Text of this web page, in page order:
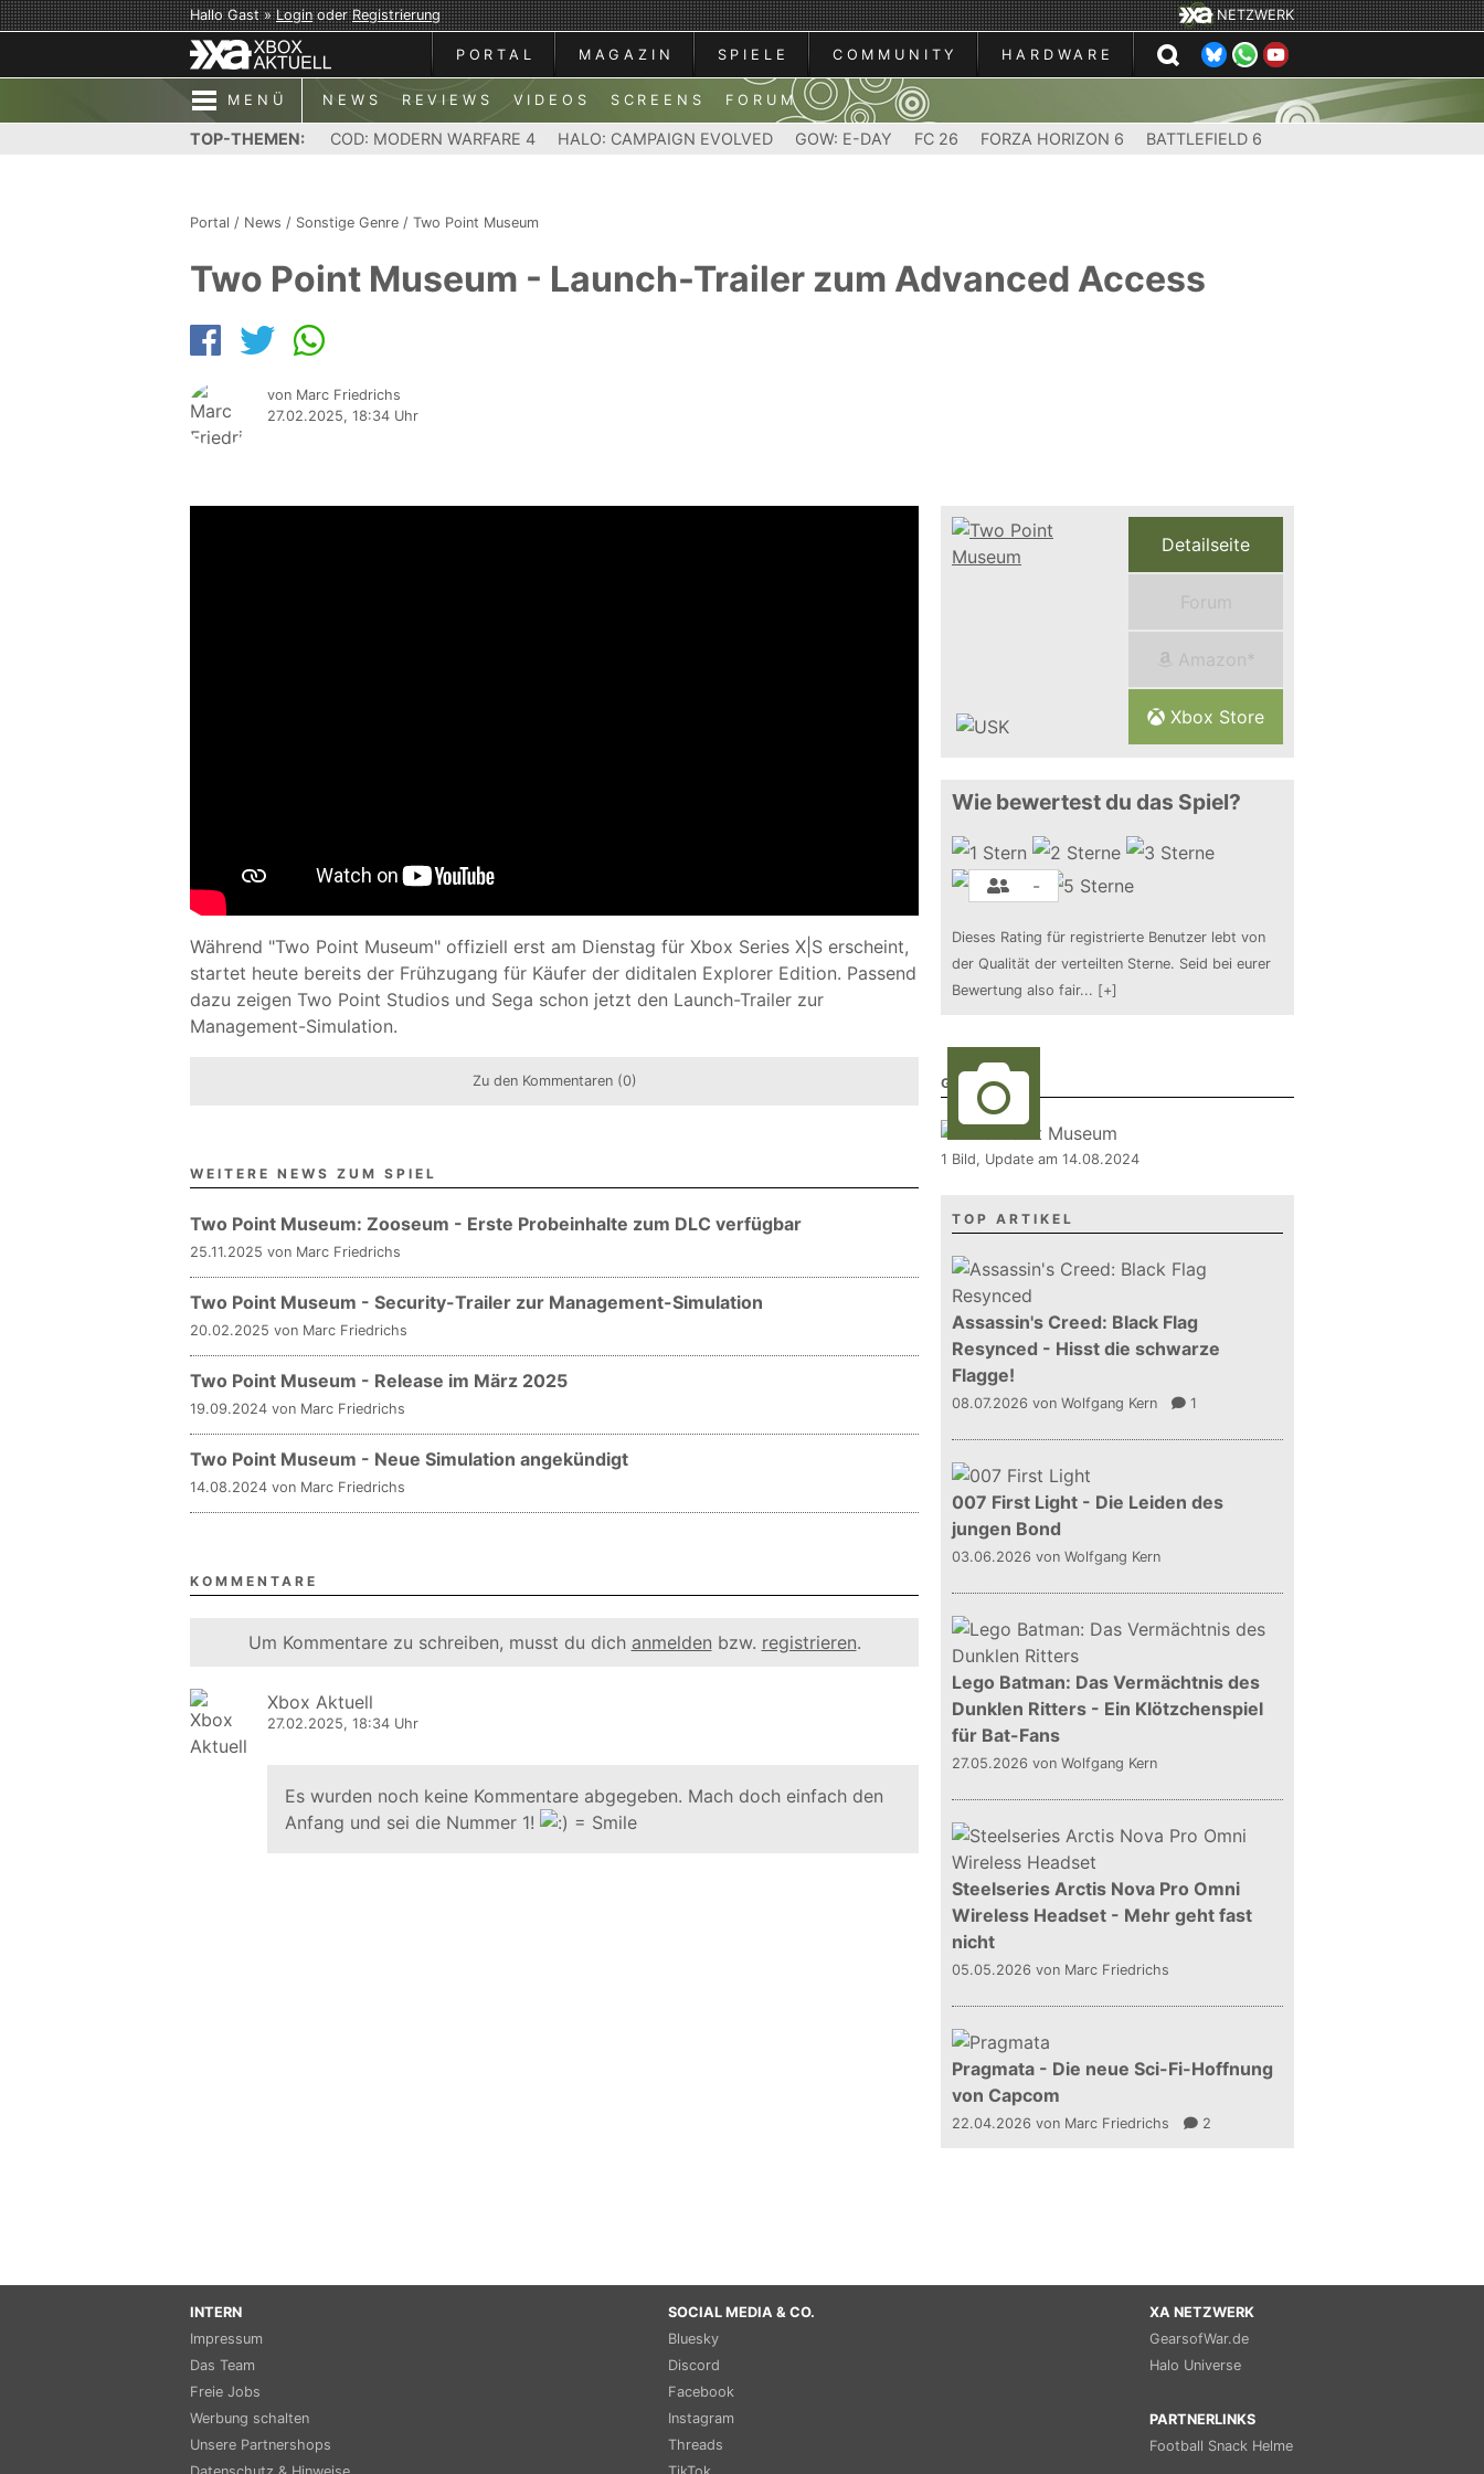
Hallo Gast »LoginoderRegistrierung NETZWERK
PORTAL MAGAZIN SPIELE COMMUNITY HARDWARE
MENÜ NEWS REVIEWS VIDEOS SCREENS FORUM
TOP-THEMEN: COD: MODERN WARFARE 4 HALO: CAMPAIGN EVOLVED GOW: E-DAY FC 26 FORZA HORIZON 6 BATTLEFIELD 6
Portal / News / Sonstige Genre / Two Point Museum
Two Point Museum - Launch-Trailer zum Advanced Access
von Marc Friedrichs
27.02.2025, 18:34 Uhr
Während "Two Point Museum" offiziell erst am Dienstag für Xbox Series X|S erscheint,
startet heute bereits der Frühzugang für Käufer der diditalen Explorer Edition. Passend
dazu zeigen Two Point Studios und Sega schon jetzt den Launch-Trailer zur
Management-Simulation.
Zu den Kommentaren (0)
WEITERE NEWS ZUM SPIEL
Two Point Museum: Zooseum - Erste Probeinhalte zum DLC verfügbar
25.11.2025 von Marc Friedrichs
Two Point Museum - Security-Trailer zur Management-Simulation
20.02.2025 von Marc Friedrichs
Two Point Museum - Release im März 2025
19.09.2024 von Marc Friedrichs
Two Point Museum - Neue Simulation angekündigt
14.08.2024 von Marc Friedrichs
KOMMENTARE
Um Kommentare zu schreiben, musst du dich anmelden bzw. registrieren.
Xbox Aktuell
27.02.2025, 18:34 Uhr
Es wurden noch keine Kommentare abgegeben. Mach doch einfach den
Anfang und sei die Nummer 1!
Detailseite
Forum
Amazon*
Xbox Store
Wie bewertest du das Spiel?
-
Dieses Rating für registrierte Benutzer lebt von
der Qualität der verteilten Sterne. Seid bei eurer
Bewertung also fair... [+]
GALERIE
1 Bild, Update am 14.08.2024
TOP ARTIKEL
Assassin's Creed: Black Flag
Resynced - Hisst die schwarze
Flagge!
08.07.2026 von Wolfgang Kern 1
007 First Light - Die Leiden des
jungen Bond
03.06.2026 von Wolfgang Kern
Lego Batman: Das Vermächtnis des
Dunklen Ritters - Ein Klötzchenspiel
für Bat-Fans
27.05.2026 von Wolfgang Kern
Steelseries Arctis Nova Pro Omni
Wireless Headset - Mehr geht fast
nicht
05.05.2026 von Marc Friedrichs
Pragmata - Die neue Sci-Fi-Hoffnung
von Capcom
22.04.2026 von Marc Friedrichs 2
INTERN
Impressum
Das Team
Freie Jobs
Werbung schalten
Unsere Partnershops
SOCIAL MEDIA & CO.
Bluesky
Discord
Facebook
Instagram
Threads
XA NETZWERK
GearsofWar.de
Halo Universe
PARTNERLINKS
Football Snack Helme